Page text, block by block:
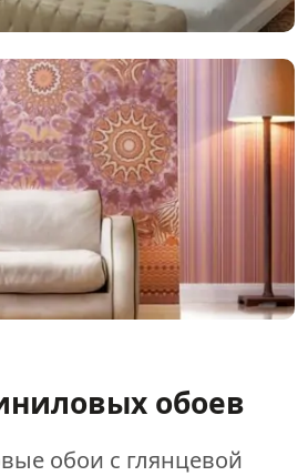
обоев
обои с глянцевой